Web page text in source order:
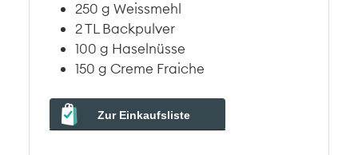
250 g Weissmehl
2TL Backpulver
100 g Haselnüsse
150 g Creme Fraiche
Zur Einkaufsliste